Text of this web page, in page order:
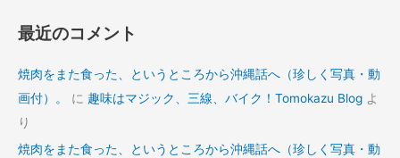
最近のコメント
焼肉をまた食った、というところから沖縄話へ（珍しく写真・動
画付）。
に 趣味はマジック、三線、バイク！Tomokazu Blog よ
り
焼肉をまた食った、というところから沖縄話へ（珍しく写真・動